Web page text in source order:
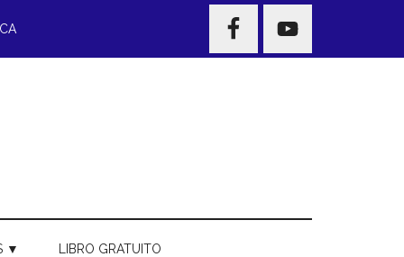
NAV
WIDGET
▼ LIBRO GRATUITO